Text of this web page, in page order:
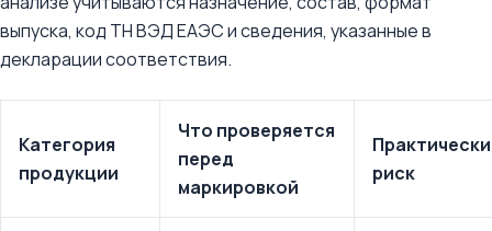
выпуска, код ТН ВЭД ЕАЭС и сведения, указанные в
декларации соответствия.
Категория
продукции
Что проверяется
перед
маркировкой
риск